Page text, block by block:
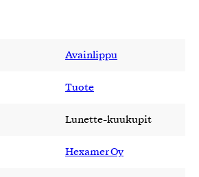
Avainlippu
Tuote
Lunette-kuukupit
Hexamer Oy